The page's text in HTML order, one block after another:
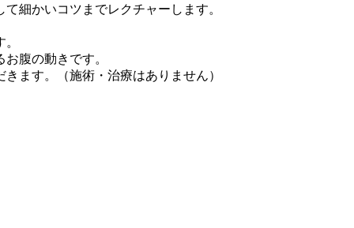
細かいコツまでレクチャーします。
腹の動きです。
ます。（施術・治療はありません）